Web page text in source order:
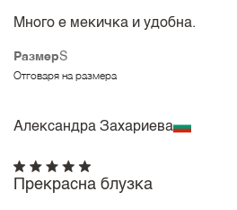
РазмерS
Отговаря на размера
Много е мекичка и удобна.
Александра Захариева
Прекрасна блузка